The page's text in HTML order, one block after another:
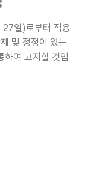
일)로부터 적용
및 정정이 있는
하여 고지할 것입